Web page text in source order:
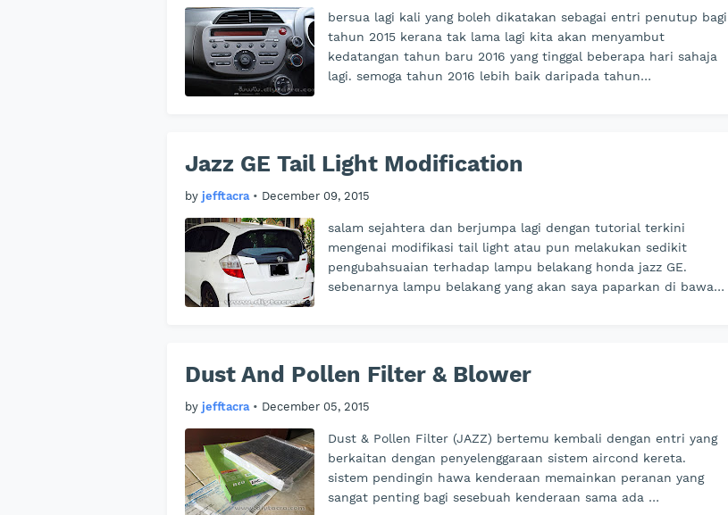
bersua lagi kali yang boleh dikatakan sebagai entri penutup bagi
tahun 2015 kerana tak lama lagi kita akan menyambut
kedatangan tahun baru 2016 yang tinggal beberapa hari sahaja
lagi. semoga tahun 2016 lebih baik daripada tahun…
Jazz GE Tail Light Modification
by jefftacra • December 09, 2015
salam sejahtera dan berjumpa lagi dengan tutorial terkini
mengenai modifikasi tail light atau pun melakukan sedikit
pengubahsuaian terhadap lampu belakang honda jazz GE.
sebenarnya lampu belakang yang akan saya paparkan di bawa…
Dust And Pollen Filter & Blower
by jefftacra • December 05, 2015
Dust & Pollen Filter (JAZZ) bertemu kembali dengan entri yang
berkaitan dengan penyelenggaraan sistem aircond kereta.
sistem pendingin hawa kenderaan memainkan peranan yang
sangat penting bagi sesebuah kenderaan sama ada …